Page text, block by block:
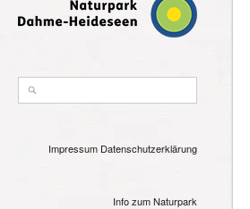
Impressum Datenschutzerklärung
Info zum Naturpark